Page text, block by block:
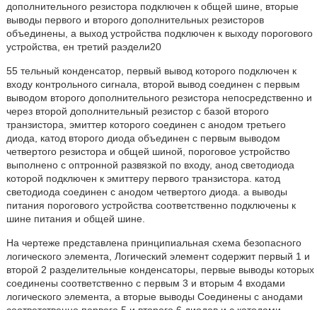
дополнительного резистора подключен к общей шине, вторые
выводы первого и второго дополнительных резисторов
объединены, а выход устройства подключен к выходу порогового
устройства, ен третий раэдели20
55 тельный конденсатор, первый вывод которого подключен к
входу контрольного сигнала, второй вывод соединен с первым
выводом второго дополнительного резистора непосредственно и
через второй дополнительный резистор с базой второго
транзистора, эмиттер которого соединен с анодом третьего
диода, катод второго диода объединен с первым выводом
четвертого резистора и общей шиной, пороговое устройство
выполнено с оптронной развязкой по входу, анод светодиода
которой подключен к эмиттеру первого транзистора. катод
светодиода соединен с анодом четвертого диода. а выводы
питания порогового устройства соответственно подключены к
шине питания и общей шине.
На чертеже представлена принципиальная схема безопасного
логического элемента, Логический элемент содержит первый 1 и
второй 2 разделительные конденсаторы, первые выводы которых
соединены соответственно с первым 3 и вторым 4 входами
логического элемента, а вторые выводы Соединены с анодами